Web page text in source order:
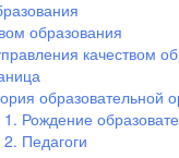
образования
качеством
образовательной
Рождение
Педагоги